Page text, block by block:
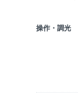
操作・調光